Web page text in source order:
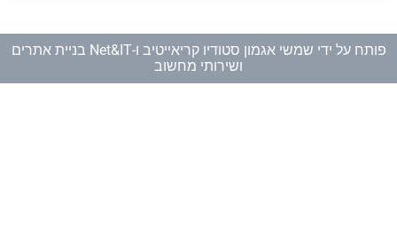
פותח על ידי שמשי אגמון סטודיו קריאייטיב ו-
Net&IT בניית אתרים
ושירותי מחשוב